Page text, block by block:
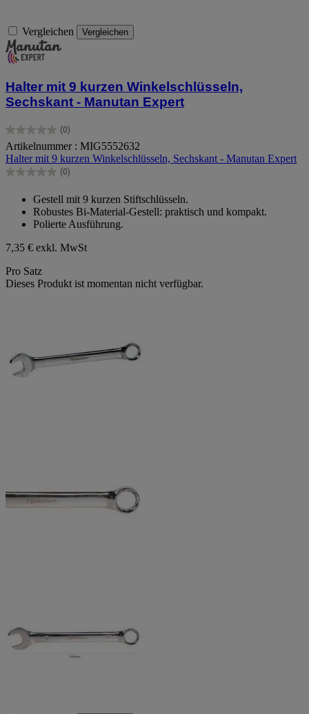
Vergleichen Vergleichen
Halter mit 9 kurzen Winkelschlüsseln,
Sechskant - Manutan Expert
(0)
0.0
von
5
Sternen.
Artikelnummer : MIG5552632
Halter mit 9 kurzen Winkelschlüsseln, Sechskant - Manutan Expert
(0)
0.0
Sternen.
Gestell mit 9 kurzen Stiftschlüsseln.
Robustes Bi-Material-Gestell: praktisch und kompakt.
Polierte Ausführung.
7,35 € exkl. MwSt
Pro Satz
Dieses Produkt ist momentan nicht verfügbar.